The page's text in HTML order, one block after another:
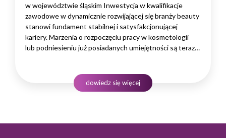
w województwie śląskim Inwestycja w kwalifikacje
zawodowe w dynamicznie rozwijającej się branży beauty
stanowi fundament stabilnej i satysfakcjonującej
kariery. Marzenia o rozpoczęciu pracy w kosmetologii
lub podniesieniu już posiadanych umiejętności są teraz
kursów kosmetycznych w województwie śląskim, które
pozwalają zdobyć nowe kwalifikacje bez ponoszenia
dowiedz się więcej